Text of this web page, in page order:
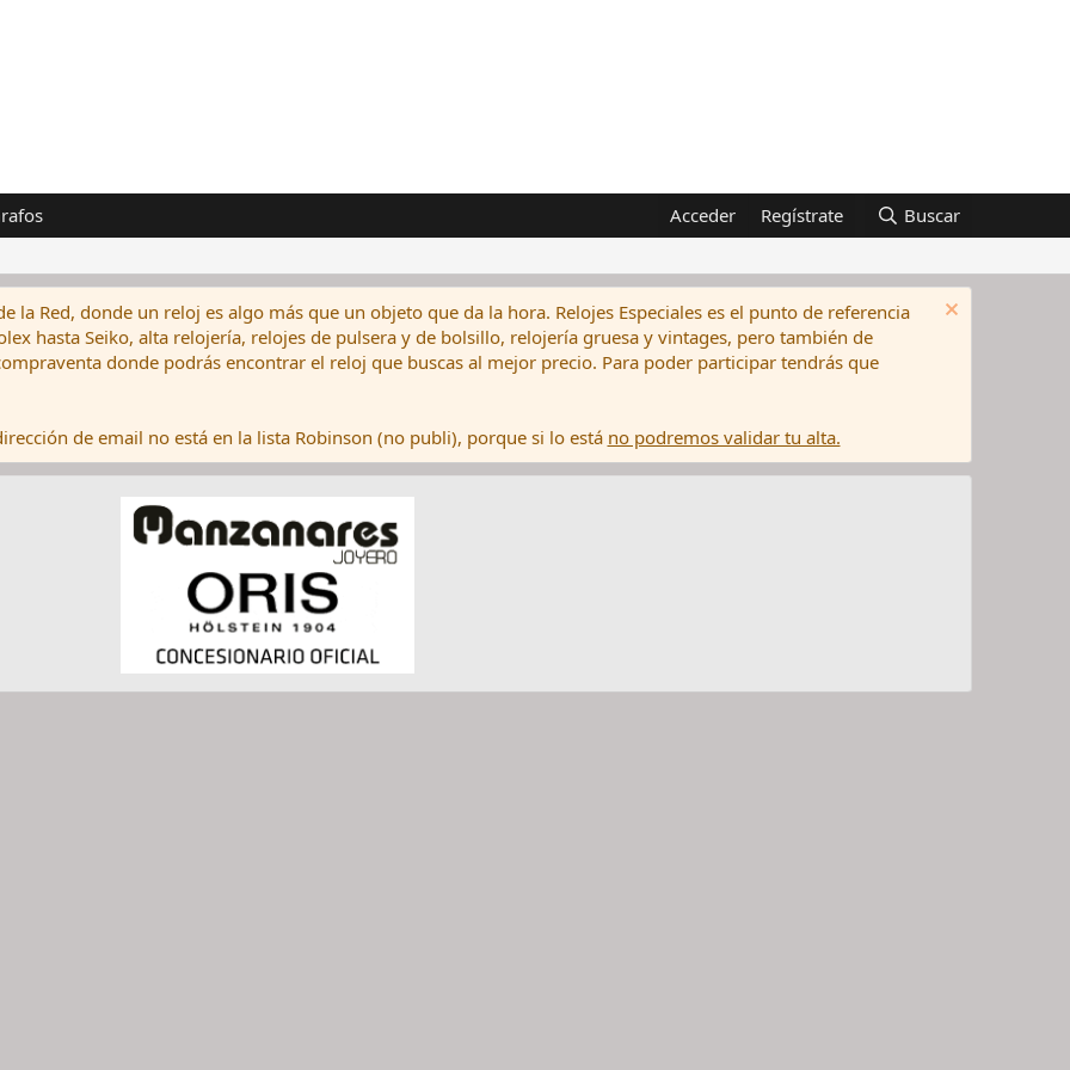
Acceder Regístrate Buscar
la Red, donde un reloj es algo más que un objeto que da la hora. Relojes Especiales es el punto de referencia
hasta Seiko, alta relojería, relojes de pulsera y de bolsillo, relojería gruesa y vintages, pero también de
donde podrás encontrar el reloj que buscas al mejor precio. Para poder participar tendrás que
de email no está en la lista Robinson (no publi), porque si lo está no podremos validar tu alta.